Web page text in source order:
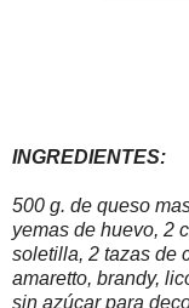
INGREDIENTES:
500 g. de queso
yemas de huevo, 2
soletilla, 2 tazas de
amaretto, brandy,
sin azúcar para